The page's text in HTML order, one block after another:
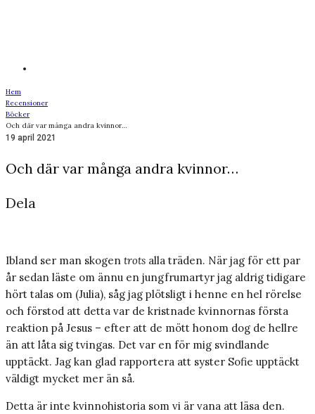
Hem
Recensioner
Böcker
Och där var många andra kvinnor…
19 april 2021
Och där var många andra kvinnor…
Dela
Ibland ser man skogen trots alla träden. När jag för ett par
år sedan läste om ännu en jungfrumartyr jag aldrig tidigare
hört talas om (Julia), såg jag plötsligt i henne en hel rörelse
och förstod att detta var de kristnade kvinnornas första
reaktion på Jesus – efter att de mött honom dog de hellre
än att låta sig tvingas. Det var en för mig svindlande
upptäckt. Jag kan glad rapportera att syster Sofie upptäckt
väldigt mycket mer än så.
Detta är inte kvinnohistoria som vi är vana att läsa den.